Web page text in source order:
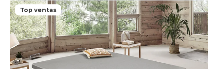
bases
140x180cmespecial
marron
black-
days
somieres-
bases
140x180cmespecial
Top ventas